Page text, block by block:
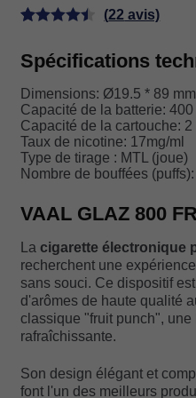
GLAZ
PUNCH
sur 5 basé
notations
client
(22 avis)
Spécifications
Dimensions: Ø19.5 * 89 mm
Capacité de la batterie:
Capacité de la cartouche: 2
Taux de nicotine: 17mg/ml
Type de tirage : MTL (joue)
Nombre de bouffées
VAAL GLAZ 800
La cigarette électronique
recherchent une
sans souci. Ce dispositif
d'arômes de haute qualité
classique "fruit punch",
rafraîchissante.
Son design élégant et
font l'un des meilleurs